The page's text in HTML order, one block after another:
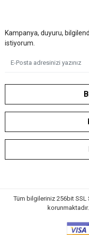
Kampanya, duyuru,
istiyorum.
Tüm bilgileriniz 256bit SSL
korunmaktadır.